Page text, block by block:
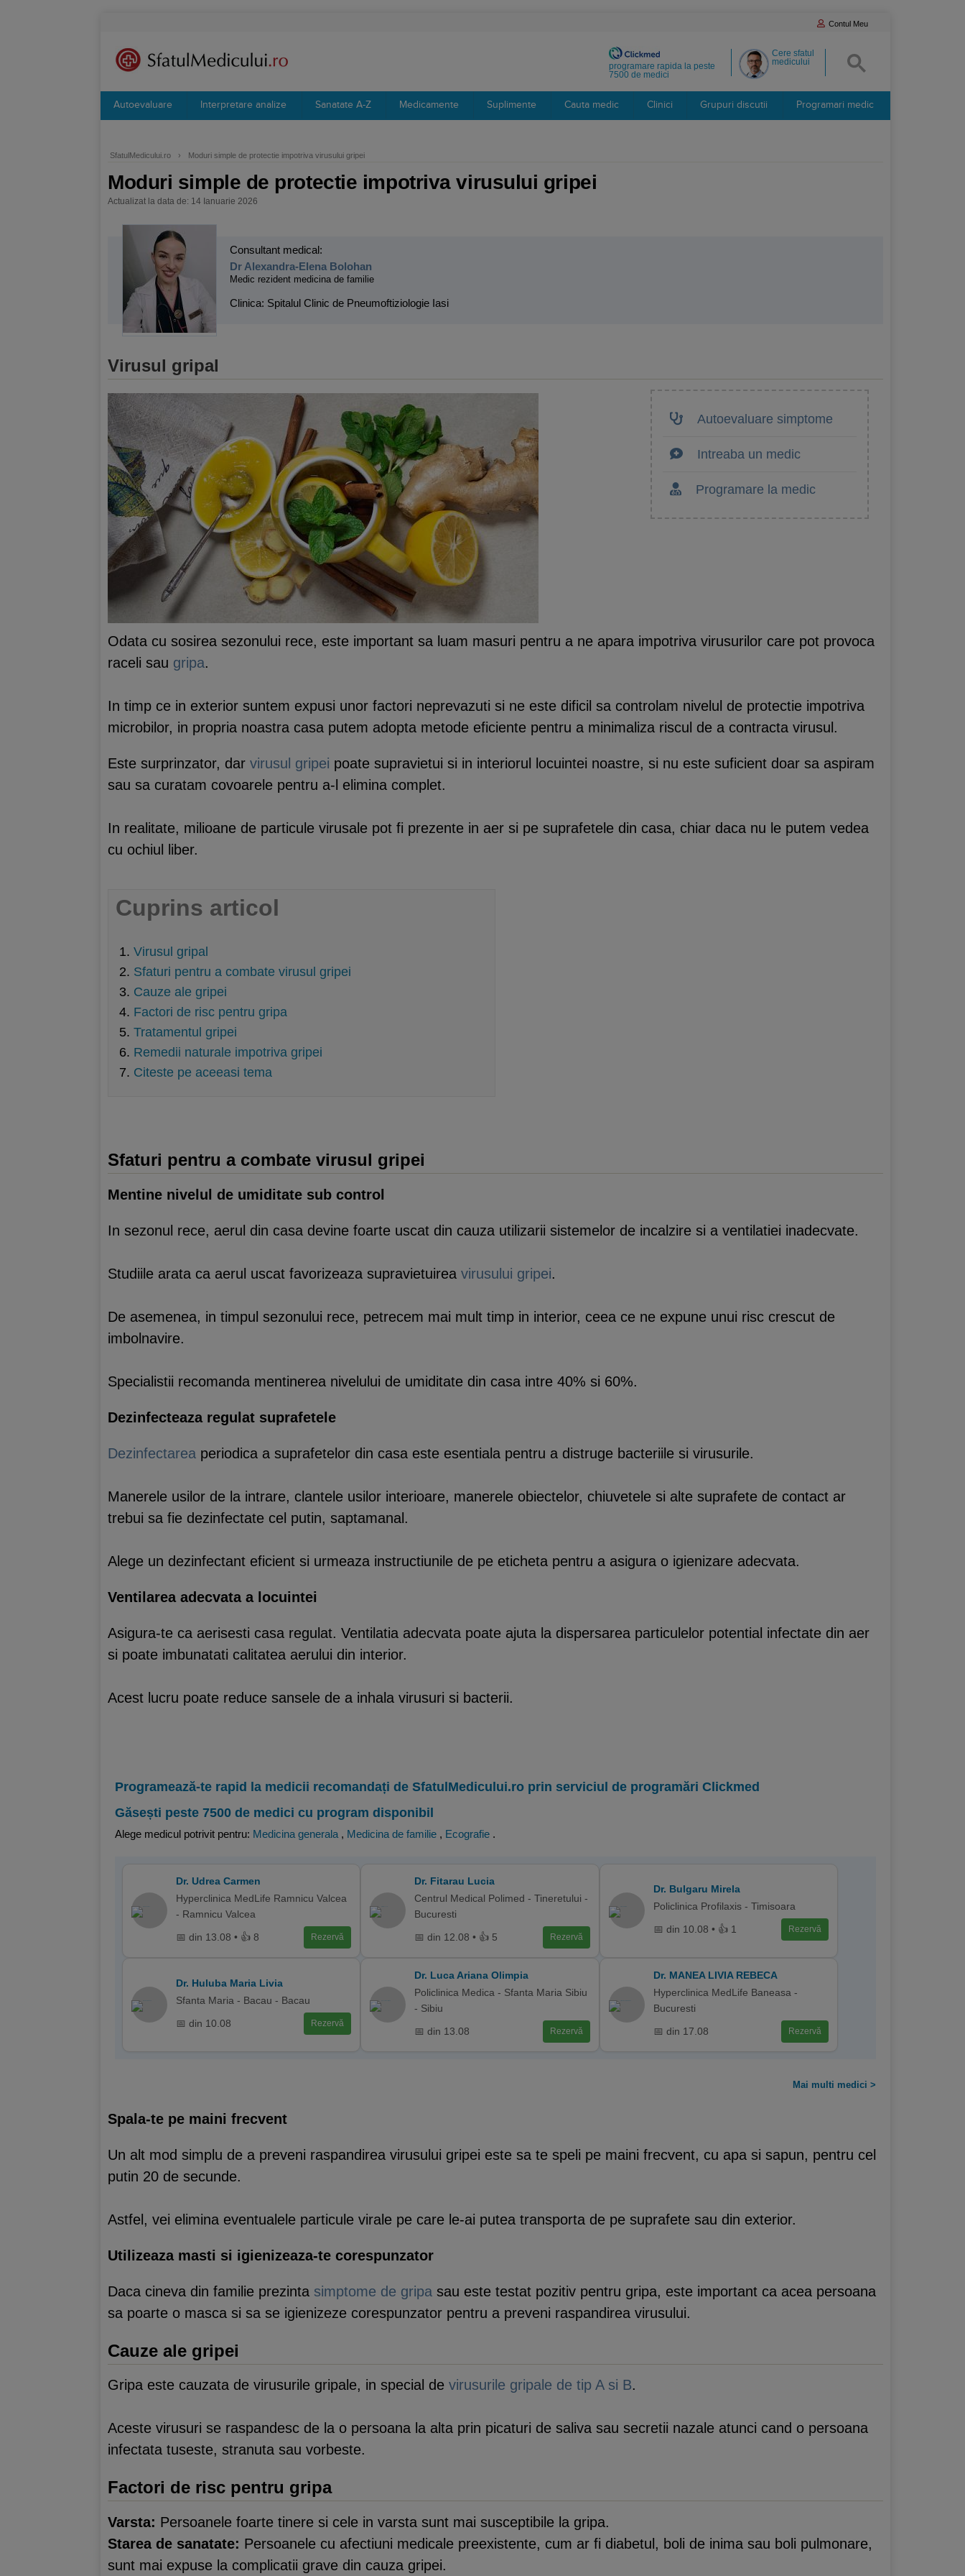
Contul Meu
Cere sfatul
medicului
programare rapida la peste
7500 de medici
Autoevaluare Interpretare analize Sanatate A-Z Medicamente Suplimente Cauta medic Clinici Grupuri discutii Programari medic
SfatulMedicului.ro › Moduri simple de protectie impotriva virusului gripei
Moduri simple de protectie impotriva virusului gripei
Actualizat la data de: 14 Ianuarie 2026
Consultant medical:
Dr Alexandra-Elena Bolohan
Medic rezident medicina de familie
Clinica: Spitalul Clinic de Pneumoftiziologie Iasi
Virusul gripal
Autoevaluare simptome
Intreaba un medic
Programare la medic
Odata cu sosirea sezonului rece, este important sa luam masuri pentru a ne apara impotriva virusurilor care pot provoca
raceli sau gripa.
In timp ce in exterior suntem expusi unor factori neprevazuti si ne este dificil sa controlam nivelul de protectie impotriva
microbilor, in propria noastra casa putem adopta metode eficiente pentru a minimaliza riscul de a contracta virusul.
Este surprinzator, dar virusul gripei poate supravietui si in interiorul locuintei noastre, si nu este suficient doar sa aspiram
sau sa curatam covoarele pentru a-l elimina complet.
In realitate, milioane de particule virusale pot fi prezente in aer si pe suprafetele din casa, chiar daca nu le putem vedea
cu ochiul liber.
Cuprins articol
Virusul gripal
Sfaturi pentru a combate virusul gripei
Cauze ale gripei
Factori de risc pentru gripa
Tratamentul gripei
Remedii naturale impotriva gripei
Citeste pe aceeasi tema
Sfaturi pentru a combate virusul gripei
Mentine nivelul de umiditate sub control
In sezonul rece, aerul din casa devine foarte uscat din cauza utilizarii sistemelor de incalzire si a ventilatiei inadecvate.
Studiile arata ca aerul uscat favorizeaza supravietuirea virusului gripei.
De asemenea, in timpul sezonului rece, petrecem mai mult timp in interior, ceea ce ne expune unui risc crescut de
imbolnavire.
Specialistii recomanda mentinerea nivelului de umiditate din casa intre 40% si 60%.
Dezinfecteaza regulat suprafetele
Dezinfectarea periodica a suprafetelor din casa este esentiala pentru a distruge bacteriile si virusurile.
Manerele usilor de la intrare, clantele usilor interioare, manerele obiectelor, chiuvetele si alte suprafete de contact ar
trebui sa fie dezinfectate cel putin, saptamanal.
Alege un dezinfectant eficient si urmeaza instructiunile de pe eticheta pentru a asigura o igienizare adecvata.
Ventilarea adecvata a locuintei
Asigura-te ca aerisesti casa regulat. Ventilatia adecvata poate ajuta la dispersarea particulelor potential infectate din aer
si poate imbunatati calitatea aerului din interior.
Acest lucru poate reduce sansele de a inhala virusuri si bacterii.
Programează-te rapid la medicii recomandați de SfatulMedicului.ro prin serviciul de programări Clickmed
Găsești peste 7500 de medici cu program disponibil
Alege medicul potrivit pentru: Medicina generala , Medicina de familie , Ecografie .
Dr. Udrea Carmen
Hyperclinica MedLife Ramnicu Valcea
- Ramnicu Valcea
📅 din 13.08 • 👍 8 Rezervă
Dr. Fitarau Lucia
Centrul Medical Polimed - Tineretului -
Bucuresti
📅 din 12.08 • 👍 5 Rezervă
Dr. Bulgaru Mirela
Policlinica Profilaxis - Timisoara
📅 din 10.08 • 👍 1 Rezervă
Dr. Huluba Maria Livia
Sfanta Maria - Bacau - Bacau
📅 din 10.08 Rezervă
Dr. Luca Ariana Olimpia
Policlinica Medica - Sfanta Maria Sibiu
- Sibiu
📅 din 13.08 Rezervă
Dr. MANEA LIVIA REBECA
Hyperclinica MedLife Baneasa -
Bucuresti
📅 din 17.08 Rezervă
Mai multi medici >
Spala-te pe maini frecvent
Un alt mod simplu de a preveni raspandirea virusului gripei este sa te speli pe maini frecvent, cu apa si sapun, pentru cel
putin 20 de secunde.
Astfel, vei elimina eventualele particule virale pe care le-ai putea transporta de pe suprafete sau din exterior.
Utilizeaza masti si igienizeaza-te corespunzator
Daca cineva din familie prezinta simptome de gripa sau este testat pozitiv pentru gripa, este important ca acea persoana
sa poarte o masca si sa se igienizeze corespunzator pentru a preveni raspandirea virusului.
Cauze ale gripei
Gripa este cauzata de virusurile gripale, in special de virusurile gripale de tip A si B.
Aceste virusuri se raspandesc de la o persoana la alta prin picaturi de saliva sau secretii nazale atunci cand o persoana
infectata tuseste, stranuta sau vorbeste.
Factori de risc pentru gripa
Varsta: Persoanele foarte tinere si cele in varsta sunt mai susceptibile la gripa.
Starea de sanatate: Persoanele cu afectiuni medicale preexistente, cum ar fi diabetul, boli de inima sau boli pulmonare,
sunt mai expuse la complicatii grave din cauza gripei.